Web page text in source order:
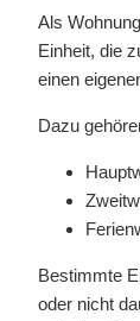
Als
Einheit, die
einen
Dazu
Bestimmte
oder nicht